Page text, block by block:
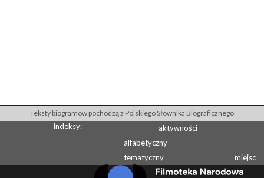
Teksty biogramów pochodzą z Polskiego Słownika Biograficznego
Indeksy:
aktywności
alfabetyczny
tematyczny
miejsc